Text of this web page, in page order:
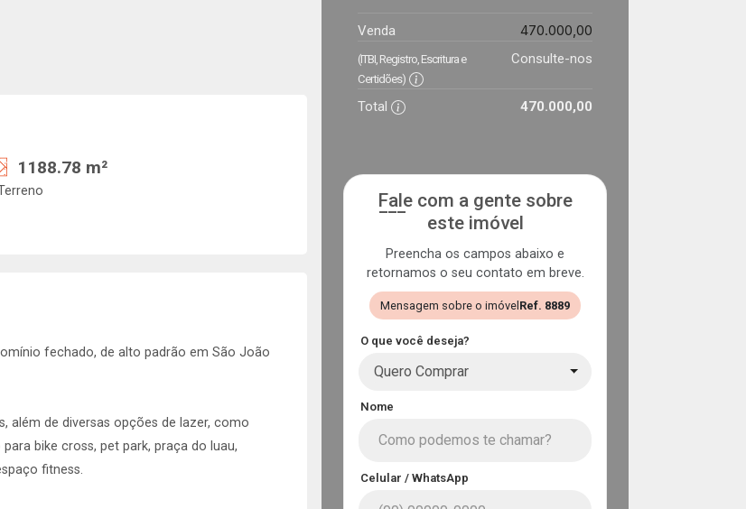
1188.78 m²
fechado, de alto padrão em São João
além de diversas opções de lazer, como
bike cross, pet park, praça do luau,
fitness.
Venda 470.000,00
(ITBI, Registro, Escritura e
Certidões)
Consulte-nos
Total 470.000,00
Fale com a gente sobre
este imóvel
Preencha os campos abaixo e
retornamos o seu contato em breve.
Mensagem sobre o imóvel Ref. 8889
O que você deseja?
Quero Comprar
Nome
Celular / WhatsApp